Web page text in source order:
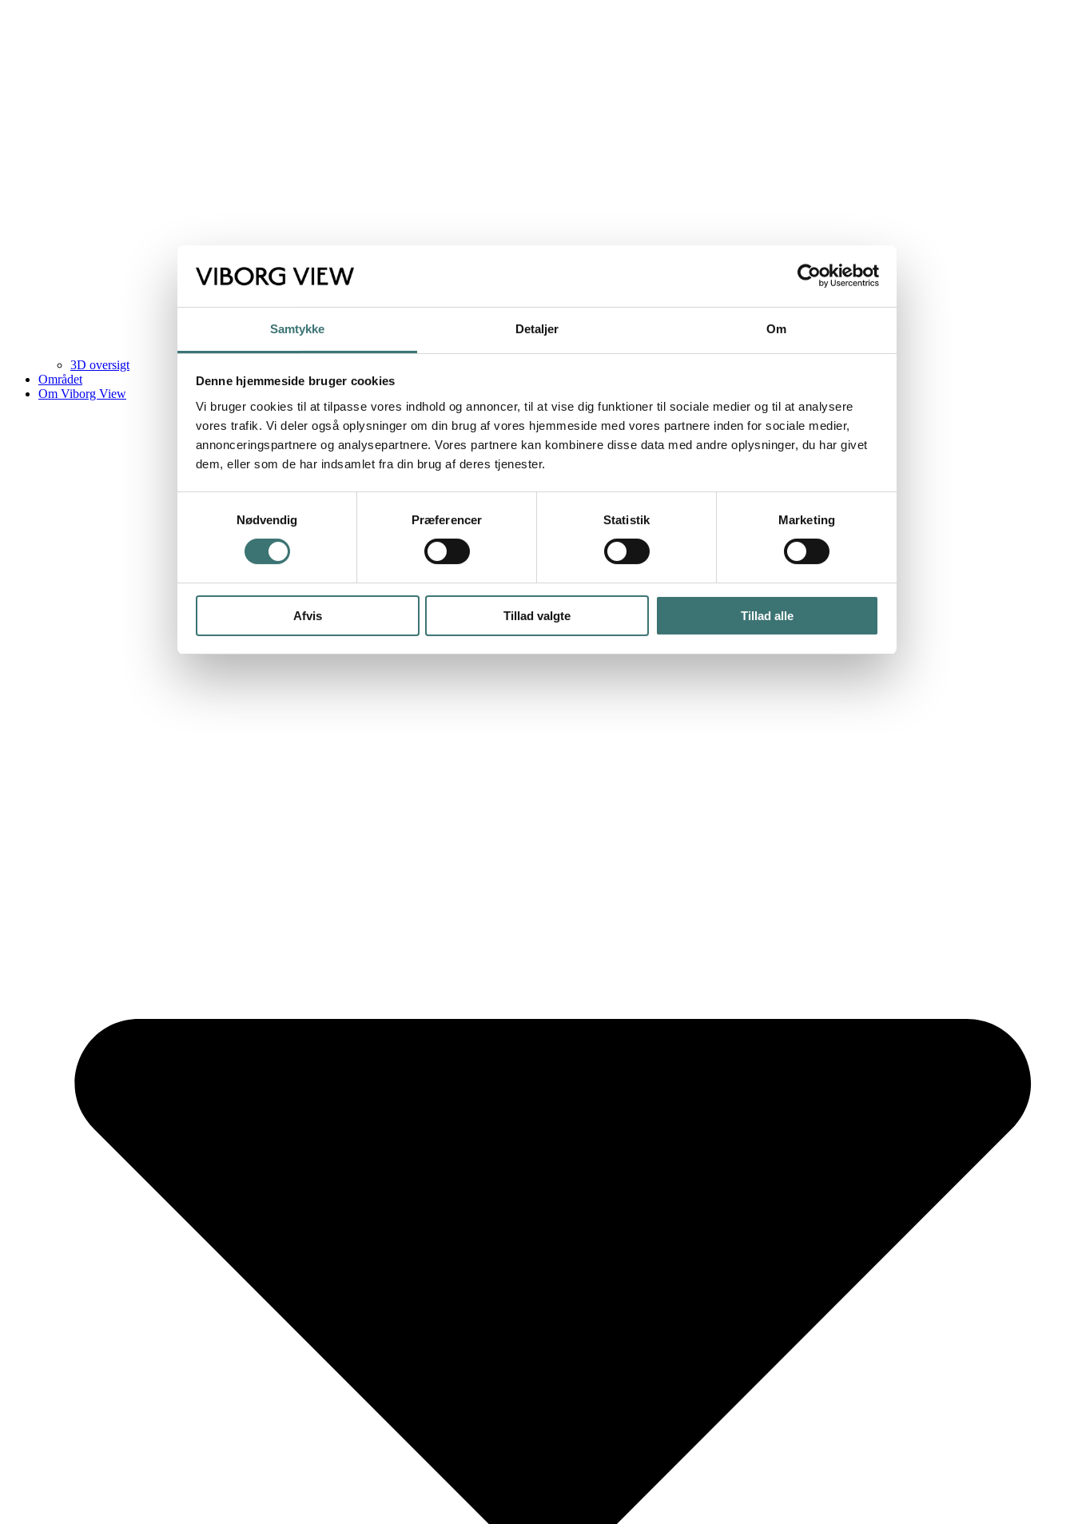
Samtykke Detaljer Om
Denne hjemmeside bruger cookies
Vi bruger cookies til at tilpasse vores indhold og annoncer, til at vise dig funktioner til sociale medier og til at analysere
vores trafik. Vi deler også oplysninger om din brug af vores hjemmeside med vores partnere inden for sociale medier,
annonceringspartnere og analysepartnere. Vores partnere kan kombinere disse data med andre oplysninger, du har givet
dem, eller som de har indsamlet fra din brug af deres tjenester.
Nødvendig
Præferencer Statistik Marketing
Afvis Tillad valgte Tillad alle
3D oversigt
Området
Om Viborg View